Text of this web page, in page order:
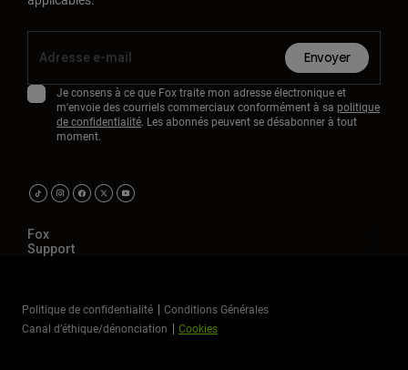
Envoyer
Je consens à ce que Fox traite mon adresse électronique et
m'envoie des courriels commerciaux conformément à sa politique
de confidentialité. Les abonnés peuvent se désabonner à tout
moment.
Fox
Support
Politique de confidentialité
Conditions Générales
Canal d’éthique/dénonciation
Cookies